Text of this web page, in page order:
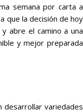
semana por carta a
que la decisión de hoy
abre el camino a una
y mejor preparada
desarrollar variedades